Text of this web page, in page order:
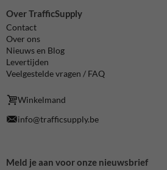
Over TrafficSupply
Contact
Over ons
Nieuws en Blog
Levertijden
Veelgestelde vragen / FAQ
Winkelmand
info@trafficsupply.be
Meld je aan voor onze nieuwsbrief